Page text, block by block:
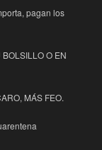
pagan los
O EN
MÁS FEO.